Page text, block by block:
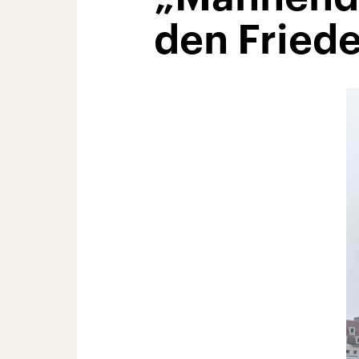
den